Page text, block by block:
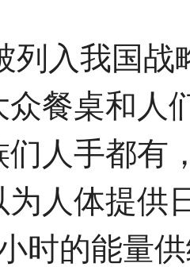
列入我国
众餐桌和人
们人手都有
为人体提供
时的能量